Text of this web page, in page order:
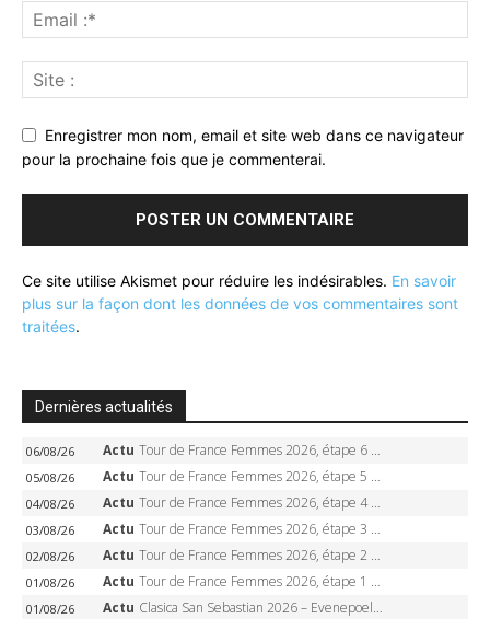
Enregistrer mon nom, email et site web dans ce navigateur
pour la prochaine fois que je commenterai.
Ce site utilise Akismet pour réduire les indésirables. En savoir
plus sur la façon dont les données de vos commentaires sont
traitées.
Dernières actualités
06/08/26 Actu Tour de France Femmes 2026, étape 6 – Kim Le Court-Pienaar gagne à Tournon, Reusser en jaune
05/08/26 Actu Tour de France Femmes 2026, étape 5 – Demi Vollering gagne à Belleville, Reusser en jaune, Ferrand-Prévot coule
04/08/26 Actu Tour de France Femmes 2026, étape 4 – Marlen Reusser écrase le chrono, Ferrand-Prévot en crise
03/08/26 Actu Tour de France Femmes 2026, étape 3 – Sigrid Haugset en solitaire, 88 km d’échappée, maillot jaune
02/08/26 Actu Tour de France Femmes 2026, étape 2 – Lorena Wiebes doublé à Genève, Markus héroïque, 7e record
01/08/26 Actu Tour de France Femmes 2026, étape 1 – Lorena Wiebes intouchable à Lausanne, premier maillot jaune
01/08/26 Actu Clasica San Sebastian 2026 – Evenepoel recordman, 4e victoire, Carapaz battu au sprint